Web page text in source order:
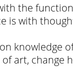
the
is with
knowledge
art, change